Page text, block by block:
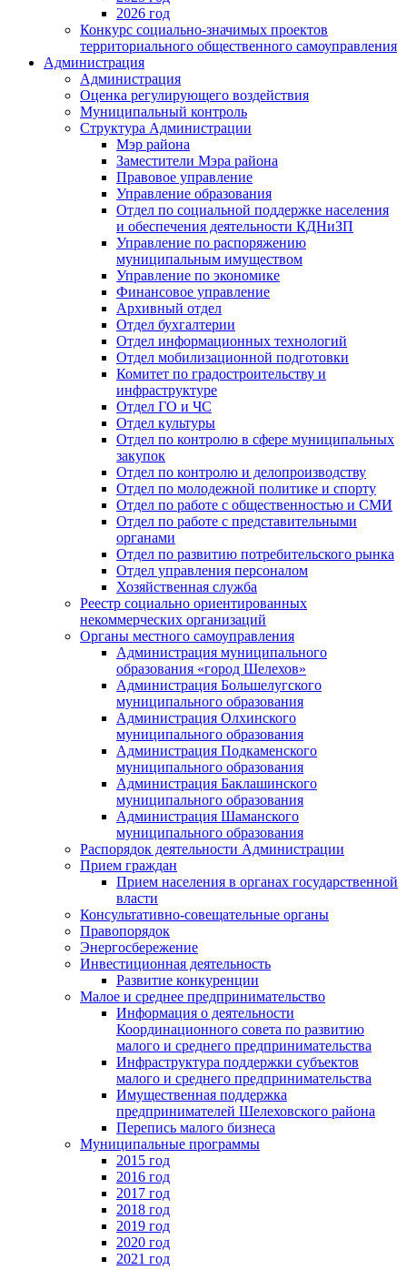
2026 год
Конкурс социально-значимых проектов
территориального общественного самоуправления
Администрация
Администрация
Оценка регулирующего воздействия
Муниципальный контроль
Структура Администрации
Мэр района
Заместители Мэра района
Правовое управление
Управление образования
Отдел по социальной поддержке населения
и обеспечения деятельности КДНиЗП
Управление по распоряжению
муниципальным имуществом
Управление по экономике
Финансовое управление
Архивный отдел
Отдел бухгалтерии
Отдел информационных технологий
Отдел мобилизационной подготовки
Комитет по градостроительству и
инфраструктуре
Отдел ГО и ЧС
Отдел культуры
Отдел по контролю в сфере муниципальных
закупок
Отдел по контролю и делопроизводству
Отдел по молодежной политике и спорту
Отдел по работе с общественностью и СМИ
Отдел по работе с представительными
органами
Отдел по развитию потребительского рынка
Отдел управления персоналом
Хозяйственная служба
Реестр социально ориентированных
некоммерческих организаций
Органы местного самоуправления
Администрация муниципального
образования «город Шелехов»
Администрация Большелугского
муниципального образования
Администрация Олхинского
муниципального образования
Администрация Подкаменского
муниципального образования
Администрация Баклашинского
муниципального образования
Администрация Шаманского
муниципального образования
Распорядок деятельности Администрации
Прием граждан
Прием населения в органах государственной
власти
Консультативно-совещательные органы
Правопорядок
Энергосбережение
Инвестиционная деятельность
Развитие конкуренции
Малое и среднее предпринимательство
Информация о деятельности
Координационного совета по развитию
малого и среднего предпринимательства
Инфраструктура поддержки субъектов
малого и среднего предпринимательства
Имущественная поддержка
предпринимателей Шелеховского района
Перепись малого бизнеса
Муниципальные программы
2015 год
2016 год
2017 год
2018 год
2019 год
2020 год
2021 год